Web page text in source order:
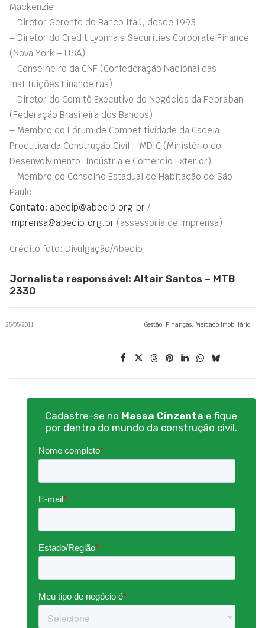
Mackenzie
– Diretor Gerente do Banco Itaú, desde 1995
– Diretor do Credit Lyonnais Securities Corporate Finance
(Nova York – USA)
– Conselheiro da CNF (Confederação Nacional das
Instituições Financeiras)
– Diretor do Comitê Executivo de Negócios da Febraban
(Federação Brasileira dos Bancos)
– Membro do Fórum de Competitividade da Cadeia
Produtiva da Construção Civil – MDIC (Ministério do
Desenvolvimento, Indústria e Comércio Exterior)
– Membro do Conselho Estadual de Habitação de São
Paulo
Contato: abecip@abecip.org.br /
imprensa@abecip.org.br (assessoria de imprensa)
Crédito foto: Divulgação/Abecip
Jornalista responsável: Altair Santos – MTB
2330
25/05/2011 Gestão, Finanças, Mercado Imobiliário
Cadastre-se no Massa Cinzenta e fique
por dentro do mundo da construção civil.